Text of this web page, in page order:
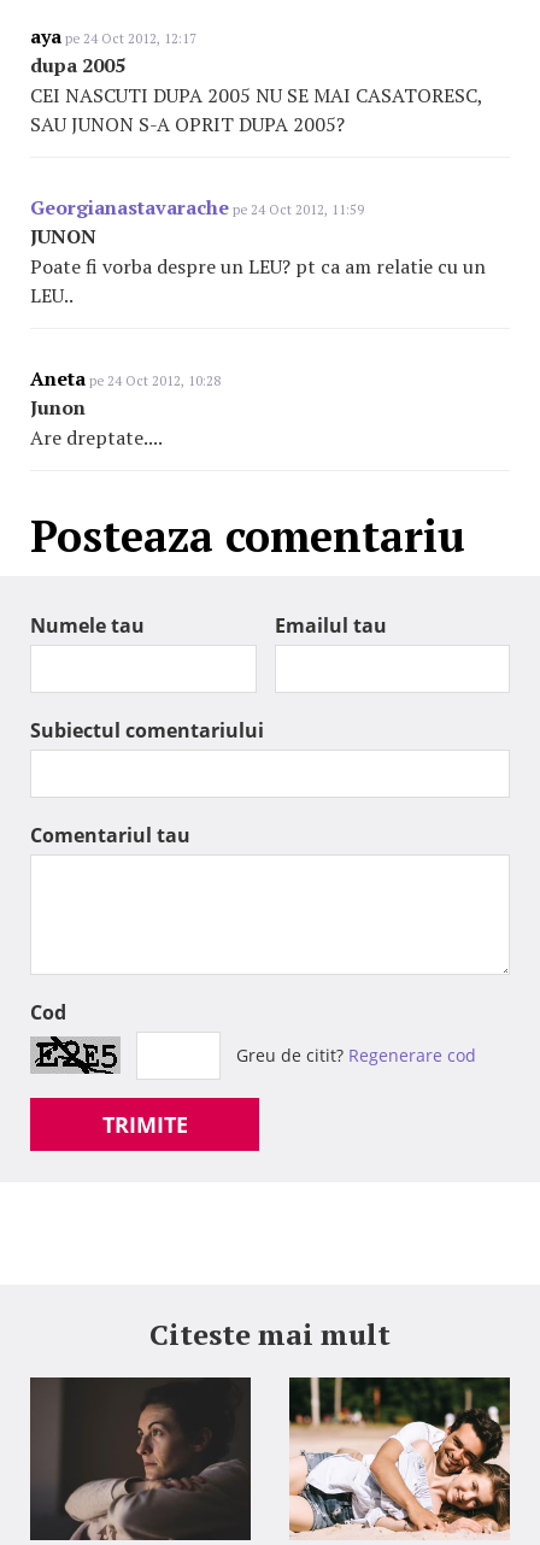
aya pe 24 Oct 2012, 12:17
dupa 2005
CEI NASCUTI DUPA 2005 NU SE MAI CASATORESC,
SAU JUNON S-A OPRIT DUPA 2005?
Georgianastavarache pe 24 Oct 2012, 11:59
JUNON
Poate fi vorba despre un LEU? pt ca am relatie cu un
LEU..
Aneta pe 24 Oct 2012, 10:28
Junon
Are dreptate....
Posteaza comentariu
Numele tau Emailul tau
Subiectul comentariului
Comentariul tau
Cod
Greu de citit? Regenerare cod
TRIMITE
Citeste mai mult